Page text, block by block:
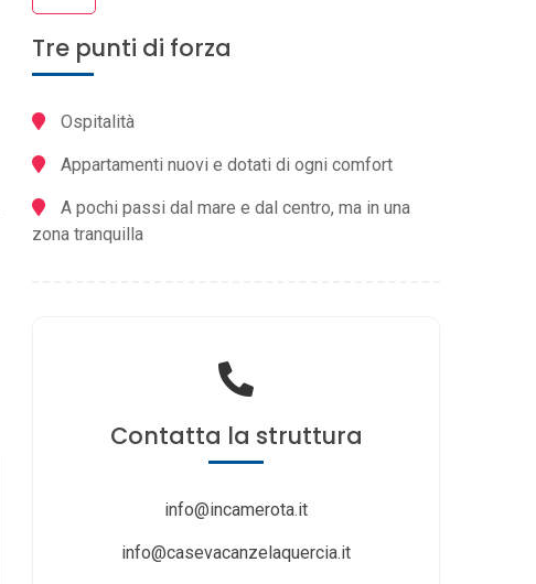
Tre punti di forza
Ospitalità
Appartamenti nuovi e dotati di ogni comfort
A pochi passi dal mare e dal centro, ma in una
zona tranquilla
Contatta la struttura
info@incamerota.it
info@casevacanzelaquercia.it